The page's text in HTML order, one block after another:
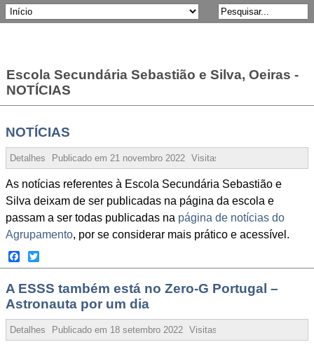
Escola Secundária Sebastião e Silva, Oeiras -
NOTÍCIAS
NOTÍCIAS
Detalhes Publicado em 21 novembro 2022 Visitas:
As notícias referentes à Escola Secundária Sebastião e
Silva deixam de ser publicadas na página da escola e
passam a ser todas publicadas na página de notícias do
Agrupamento, por se considerar mais prático e acessível.
Facebook
Twitter
A ESSS também está no Zero-G Portugal –
Astronauta por um dia
Detalhes Publicado em 18 setembro 2022 Visitas: